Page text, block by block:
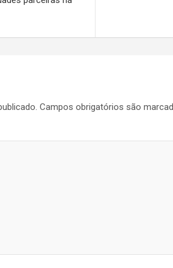
Campos obrigatórios são